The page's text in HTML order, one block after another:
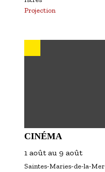
Projection
CINÉMA
1 août au 9 août
Saintes-Maries-de-la-Mer